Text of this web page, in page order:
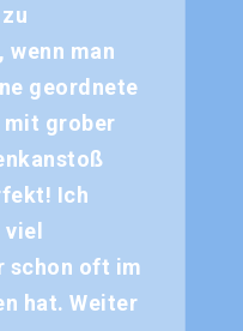
wenn man
geordnete
mit grober
Ich
schon oft im
hat. Weiter